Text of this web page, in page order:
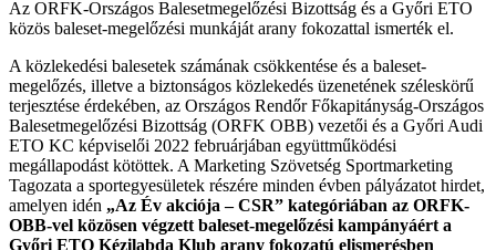
Az ORFK-Országos Balesetmegelőzési Bizottság és a Győri ETO
közös baleset-megelőzési munkáját arany fokozattal ismerték el.
A közlekedési balesetek számának csökkentése és a baleset-
megelőzés, illetve a biztonságos közlekedés üzenetének széleskörű
terjesztése érdekében, az Országos Rendőr Főkapitányság-Országos
Balesetmegelőzési Bizottság (ORFK OBB) vezetői és a Győri Audi
ETO KC képviselői 2022 februárjában együttműködési
megállapodást kötöttek. A Marketing Szövetség Sportmarketing
Tagozata a sportegyesületek részére minden évben pályázatot hirdet,
amelyen idén „Az Év akciója – CSR” kategóriában az ORFK-
OBB-vel közösen végzett baleset-megelőzési kampányáért a
Győri ETO Kézilabda Klub arany fokozatú elismerésben